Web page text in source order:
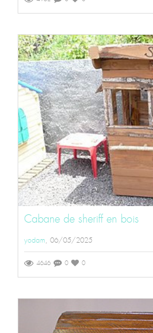
Cabane de sheriff en bois
yodam, 06/05/2025
4646 0 0